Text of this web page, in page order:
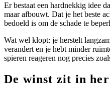
Er bestaat een hardnekkig idee
maar afbouwt. Dat je het beste
bedoeld is om de schade te
Wat wel klopt: je herstelt
verandert en je hebt minder
spieren reageren nog precies
De winst zit in